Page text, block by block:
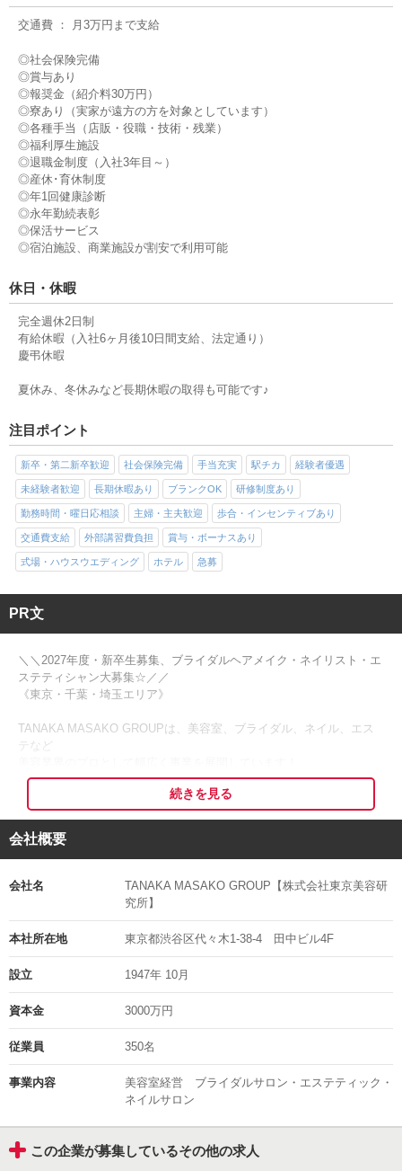
交通費 ： 月3万円まで支給
◎社会保険完備
◎賞与あり
◎報奨金（紹介料30万円）
◎寮あり（実家が遠方の方を対象としています）
◎各種手当（店販・役職・技術・残業）
◎福利厚生施設
◎退職金制度（入社3年目～）
◎産休･育休制度
◎年1回健康診断
◎永年勤続表彰
◎保活サービス
◎宿泊施設、商業施設が割安で利用可能
休日・休暇
完全週休2日制
有給休暇（入社6ヶ月後10日間支給、法定通り）
慶弔休暇
夏休み、冬休みなど長期休暇の取得も可能です♪
注目ポイント
新卒・第二新卒歓迎 社会保険完備 手当充実 駅チカ 経験者優遇
未経験者歓迎 長期休暇あり ブランクOK 研修制度あり
勤務時間・曜日応相談 主婦・主夫歓迎 歩合・インセンティブあり
交通費支給 外部講習費負担 賞与・ボーナスあり
式場・ハウスウエディング ホテル 急募
PR文
＼＼2027年度・新卒生募集、ブライダルヘアメイク・ネイリスト・エ
ステティシャン大募集☆／／
《東京・千葉・埼玉エリア》
TANAKA MASAKO GROUPは、美容室、ブライダル、ネイル、エス
テなど
福利厚生がしっかりしているのはもちろん、スキルアップに集中でき
環境が整っているのが最大の魅力です♪
◇幅広いお客様の対応ができるようになりたい！
◇自分らしく働きたい！
など、あなたのなりたい理想像をここで叶えてください◎
働いているスタッフも年齢層が幅広く、付き合いやすい仲間ばかりで
す！
当社では、全国にヘアサロンやブライダルサロンネイルサロン等を展
トータルビューティーの会社です。
特にブライダルサロンでは、長年の確かな経験により業界でも評価を
続きを見る
会社概要
会社名
TANAKA MASAKO GROUP【株式会社東京美容研
究所】
本社所在地 東京都渋谷区代々木1-38-4 田中ビル4F
設立 1947年 10月
資本金 3000万円
従業員 350名
事業内容
美容室経営 ブライダルサロン・エステティック・
ネイルサロン
この企業が募集しているその他の求人